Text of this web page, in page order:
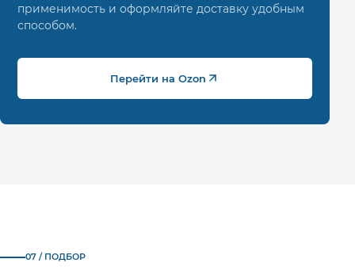
применимость и оформляйте доставку удобным
способом.
Перейти на Ozon
07 / ПОДБОР